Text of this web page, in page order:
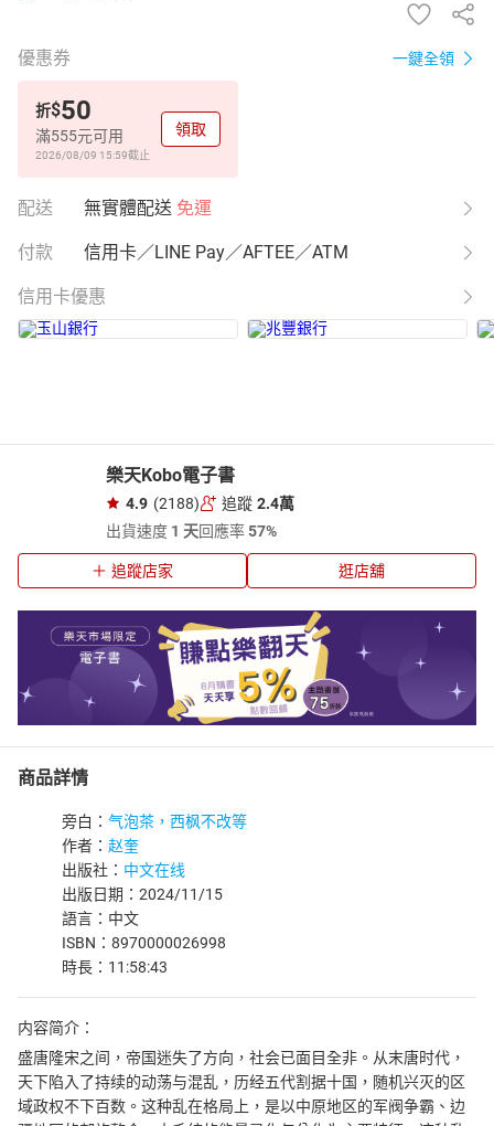
優惠券 一鍵全領
折$50
滿555元可用
2026/08/09 15:59截止
領取
配送 無實體配送 免運
付款 信用卡／LINE Pay／AFTEE／ATM
信用卡優惠
樂天Kobo電子書
4.9 (2188) 追蹤 2.4萬
出貨速度 1 天回應率57%
追蹤店家 逛店舖
商品詳情
旁白： 气泡茶，西枫不改等
作者： 赵奎
出版社： 中文在线
出版日期：2024/11/15
語言：中文
ISBN：8970000026998
時長：11:58:43
内容简介：
盛唐隆宋之间，帝国迷失了方向，社会已面目全非。从末唐时代，
天下陷入了持续的动荡与混乱，历经五代割据十国，随机兴灭的区
域政权不下百数。这种乱在格局上，是以中原地区的军阀争霸、边